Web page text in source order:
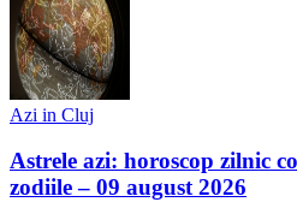
Azi in Cluj
Astrele azi: horoscop zilnic
zodiile – 09 august 2026